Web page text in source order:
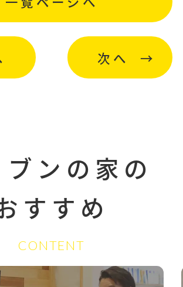
次へ
ブンの家の
すすめ
CONTENT